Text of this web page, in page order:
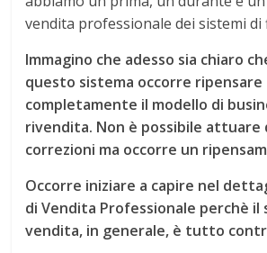
vendita professionale dei sistemi di
Immagino che adesso sia chiaro
questo sistema occorre ripensare
completamente il modello di
rivendita. Non è possibile attuare
correzioni ma occorre un
Occorre iniziare a capire nel
di Vendita Professionale perchè il
vendita, in generale, è tutto